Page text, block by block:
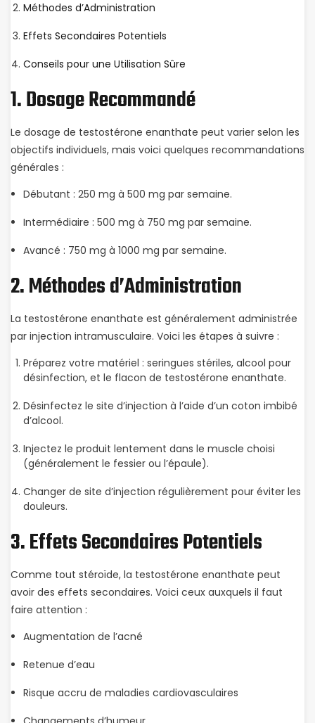
Méthodes d’Administration
Effets Secondaires Potentiels
Conseils pour une Utilisation Sûre
1. Dosage Recommandé
Le dosage de testostérone enanthate peut varier selon les
objectifs individuels, mais voici quelques recommandations
générales :
Débutant : 250 mg à 500 mg par semaine.
Intermédiaire : 500 mg à 750 mg par semaine.
Avancé : 750 mg à 1000 mg par semaine.
2. Méthodes d’Administration
La testostérone enanthate est généralement administrée
par injection intramusculaire. Voici les étapes à suivre :
Préparez votre matériel : seringues stériles, alcool pour
désinfection, et le flacon de testostérone enanthate.
Désinfectez le site d’injection à l’aide d’un coton imbibé
d’alcool.
Injectez le produit lentement dans le muscle choisi
(généralement le fessier ou l’épaule).
Changer de site d’injection régulièrement pour éviter les
douleurs.
3. Effets Secondaires Potentiels
Comme tout stéroïde, la testostérone enanthate peut
avoir des effets secondaires. Voici ceux auxquels il faut
faire attention :
Augmentation de l’acné
Retenue d’eau
Risque accru de maladies cardiovasculaires